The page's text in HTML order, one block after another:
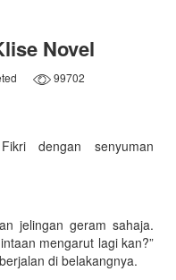
Novel
99702
dengan senyuman
jelingan geram sahaja.
mengarut lagi kan?”
di belakangnya.